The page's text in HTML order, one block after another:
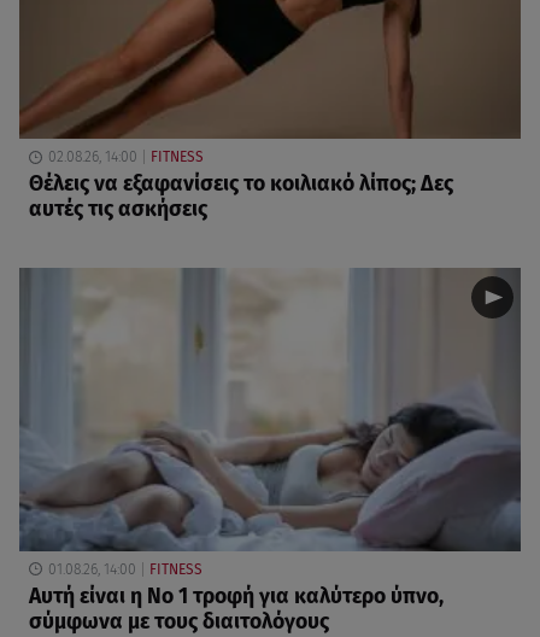
02.08.26, 14:00 FITNESS
Θέλεις να εξαφανίσεις το κοιλιακό λίπος; Δες
αυτές τις ασκήσεις
01.08.26, 14:00 FITNESS
Αυτή είναι η Νο 1 τροφή για καλύτερο ύπνο,
σύμφωνα με τους διαιτολόγους